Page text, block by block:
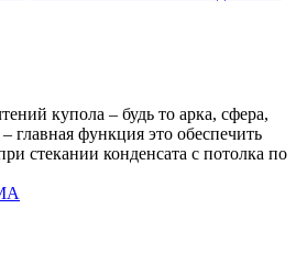
купола – будь то арка, сфера,
главная функция это обеспечить
стекании конденсата с потолка по